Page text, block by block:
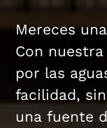
Mereces
Con
por las
facilidad,
una fuente